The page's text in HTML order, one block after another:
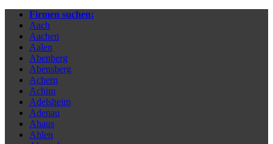
Firmen suchen:
Aach
Aachen
Aalen
Abenberg
Abensberg
Achern
Achim
Adelsheim
Adenau
Ahaus
Ahlen